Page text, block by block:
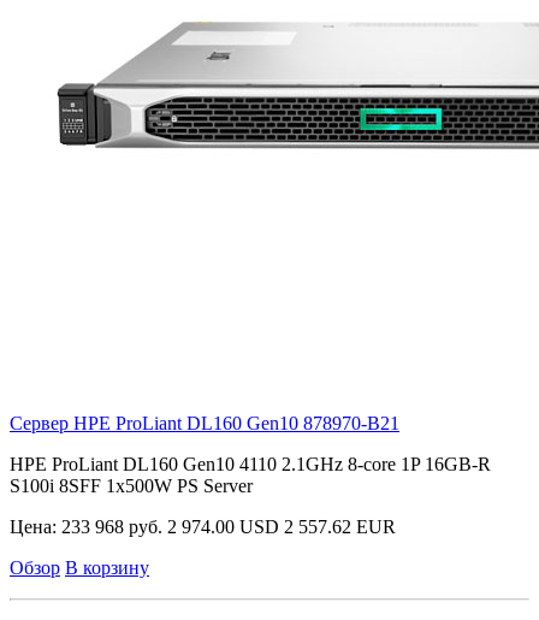
Сервер HPE ProLiant DL160 Gen10 878970-B21
HPE ProLiant DL160 Gen10 4110 2.1GHz 8-core 1P 16GB-R
S100i 8SFF 1x500W PS Server
Цена: 233 968 руб. 2 974.00 USD 2 557.62 EUR
Обзор В корзину